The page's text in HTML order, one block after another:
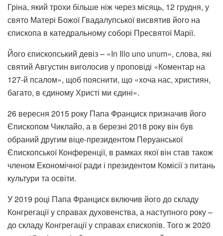
Гріна, який трохи більше ніж через місяць, 12 грудня, у
свято Матері Божої Гвадалупської висвятив його на
єпископа в катедральному соборі Пресвятої Марії.
Його єпископський девіз – «In Illo uno unum», слова, які
святий Августин виголосив у проповіді «Коментар на
127-й псалом», щоб пояснити, що «хоча нас, християн,
багато, в єдиному Христі ми єдині».
26 вересня 2015 року Папа Франциск призначив його
Єпископом Чиклайо, а в березні 2018 року він був
обраний другим віце-президентом Перуанської
Єпископської Конференції, в рамках якої він став також
членом Економічної ради і президентом Комісії з питань
культури та освіти.
У 2019 році Папа Франциск включив його до складу
Конгрегації у справах духовенства, а наступного року –
до складу Конгрегації у справах єпископів. Того ж 2020